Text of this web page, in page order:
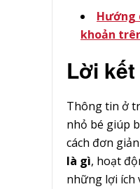
Hướng
khoản
Lời kết
Thông tin ở
nhỏ bé giúp
cách đơn
là gì, hoạt
những lợi ích